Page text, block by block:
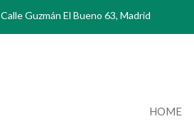
Calle Guzmán El Bueno 63, Madrid
HOME